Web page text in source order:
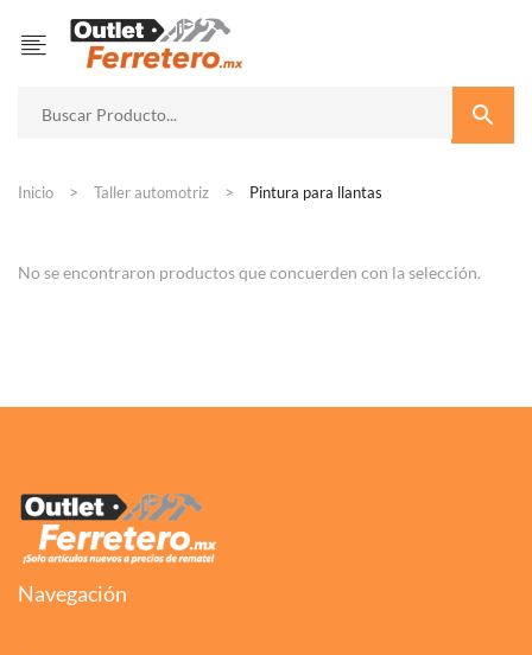
Inicio Taller automotriz Pintura para llantas
No se encontraron productos que concuerden con la selección.
Navegación